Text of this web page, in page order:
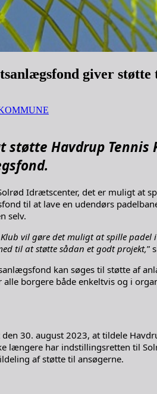
giver
Havdrup Tennis
Idrætscenter, det er muligt at
til at lave en udendørs
selv.
vil gøre det muligt at spille
til at støtte sådan et godt projekt,”
kan søges til støtte af
borgere både enkeltvis og i
30. august 2023, at tildele
længere har indstillingsretten til
af støtte til ansøgerne.